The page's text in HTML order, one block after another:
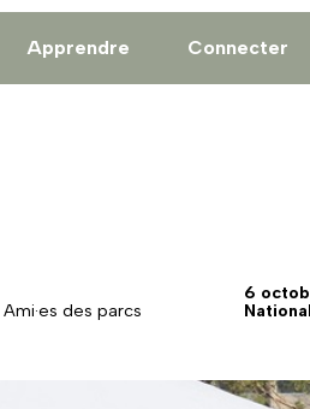
Apprendre Connecter
Ami·es des parcs
6